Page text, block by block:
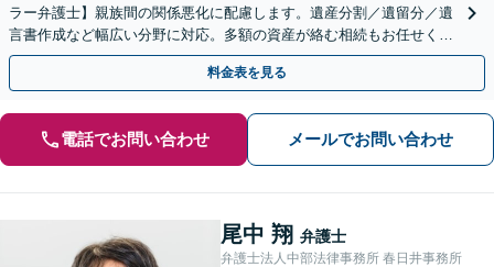
ラー弁護士】親族間の関係悪化に配慮します。遺産分割／遺留分／遺
言書作成など幅広い分野に対応。多額の資産が絡む相続もお任せくだ
さい。【夜間・休日の相談可能】【駐車場完備】
料金表を見る
電話でお問い合わせ メールでお問い合わせ
尾中 翔 弁護士
弁護士法人中部法律事務所 春日井事務所